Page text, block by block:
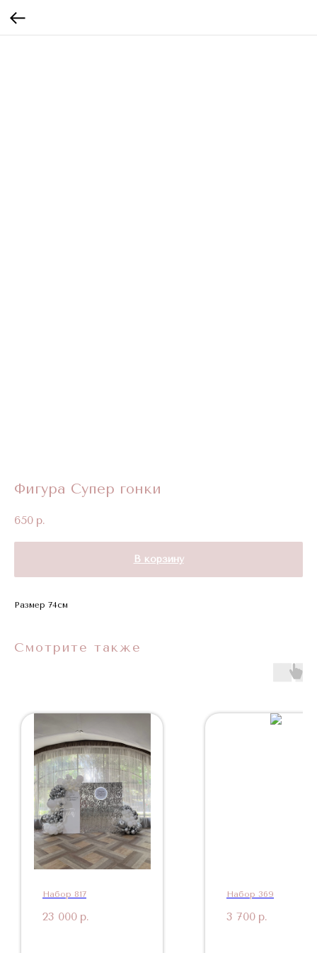
Фигура Супер гонки
650 р.
В корзину
Размер 74см
Смотрите также
Набор 817
23 000 р.
Набор 369
3 700 р.